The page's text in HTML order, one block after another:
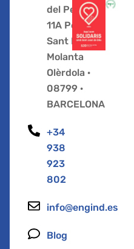
del Penedès
11A Polígono
Sant Pere
Molanta
Olèrdola ·
08799 ·
BARCELONA
+34
938
923
802
info@engind.es
Blog